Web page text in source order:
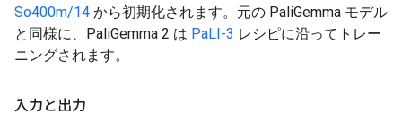
So400m/14 から初期化されます。元の PaliGemma モデル
と同様に、PaliGemma 2 は PaLI-3 レシピに沿ってトレー
ニングされます。
入力と出力